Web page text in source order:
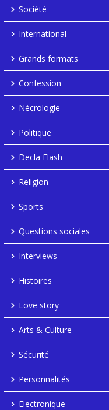
Société
International
Grands formats
Confession
Nécrologie
Politique
Decla Flash
Religion
Sports
Questions sociales
Interviews
Histoires
Love story
Arts & Culture
Sécurité
Personnalités
Electronique